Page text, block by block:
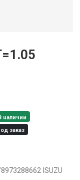
наличии
заказ
ISUZU